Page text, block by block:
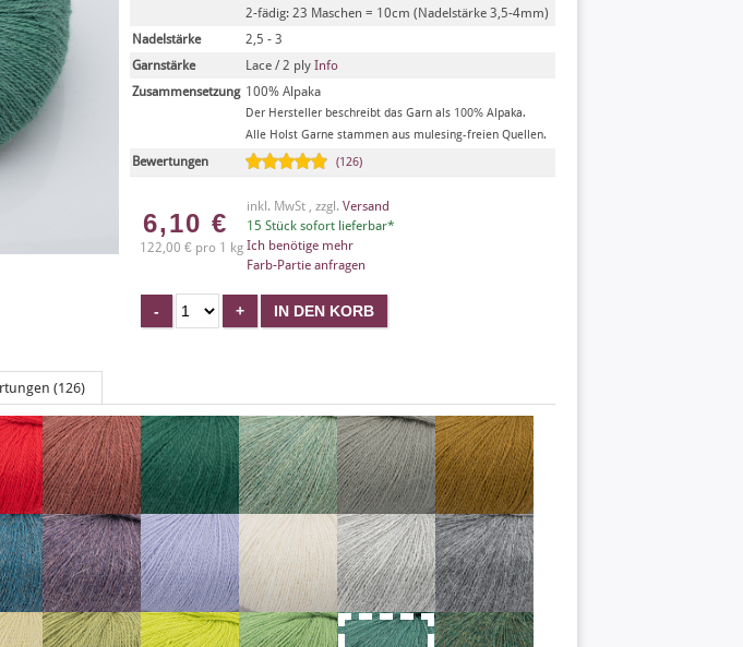
2-fädig: 23 Maschen = 10cm (Nadelstärke 3,5-4mm)
Nadelstärke
2,5 - 3
Garnstärke
Lace / 2 ply Info
Zusammensetzung 100% Alpaka
Der Hersteller beschreibt das Garn als 100% Alpaka.
Alle Holst Garne stammen aus mulesing-freien Quellen.
Bewertungen (126)
6,10 €
122,00 € pro 1 kg
inkl. MwSt , zzgl. Versand
15 Stück sofort lieferbar*
Ich benötige mehr
Farb-Partie anfragen
(126)